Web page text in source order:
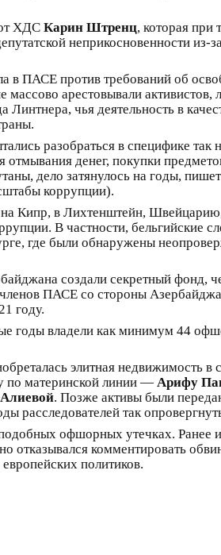
ХДС Карин Штренц, которая при
неприкосновенности
в ПАСЕ против требований об
арестовывали
чья деятельность в
разобраться в специфике
денег, покупки
дело затянулось на годы,
коррупции).
Кипр, в Лихтенштейн,
В частности, бельгийские
где были обнаружены
создали секретный
ПАСЕ со стороны
году.
годы владели как минимум 44
элитная
по материнской линии — Арифу
. Позже активы были
расследователей так
офшорных утечках. Ранее
отказывался комментировать
политиков.